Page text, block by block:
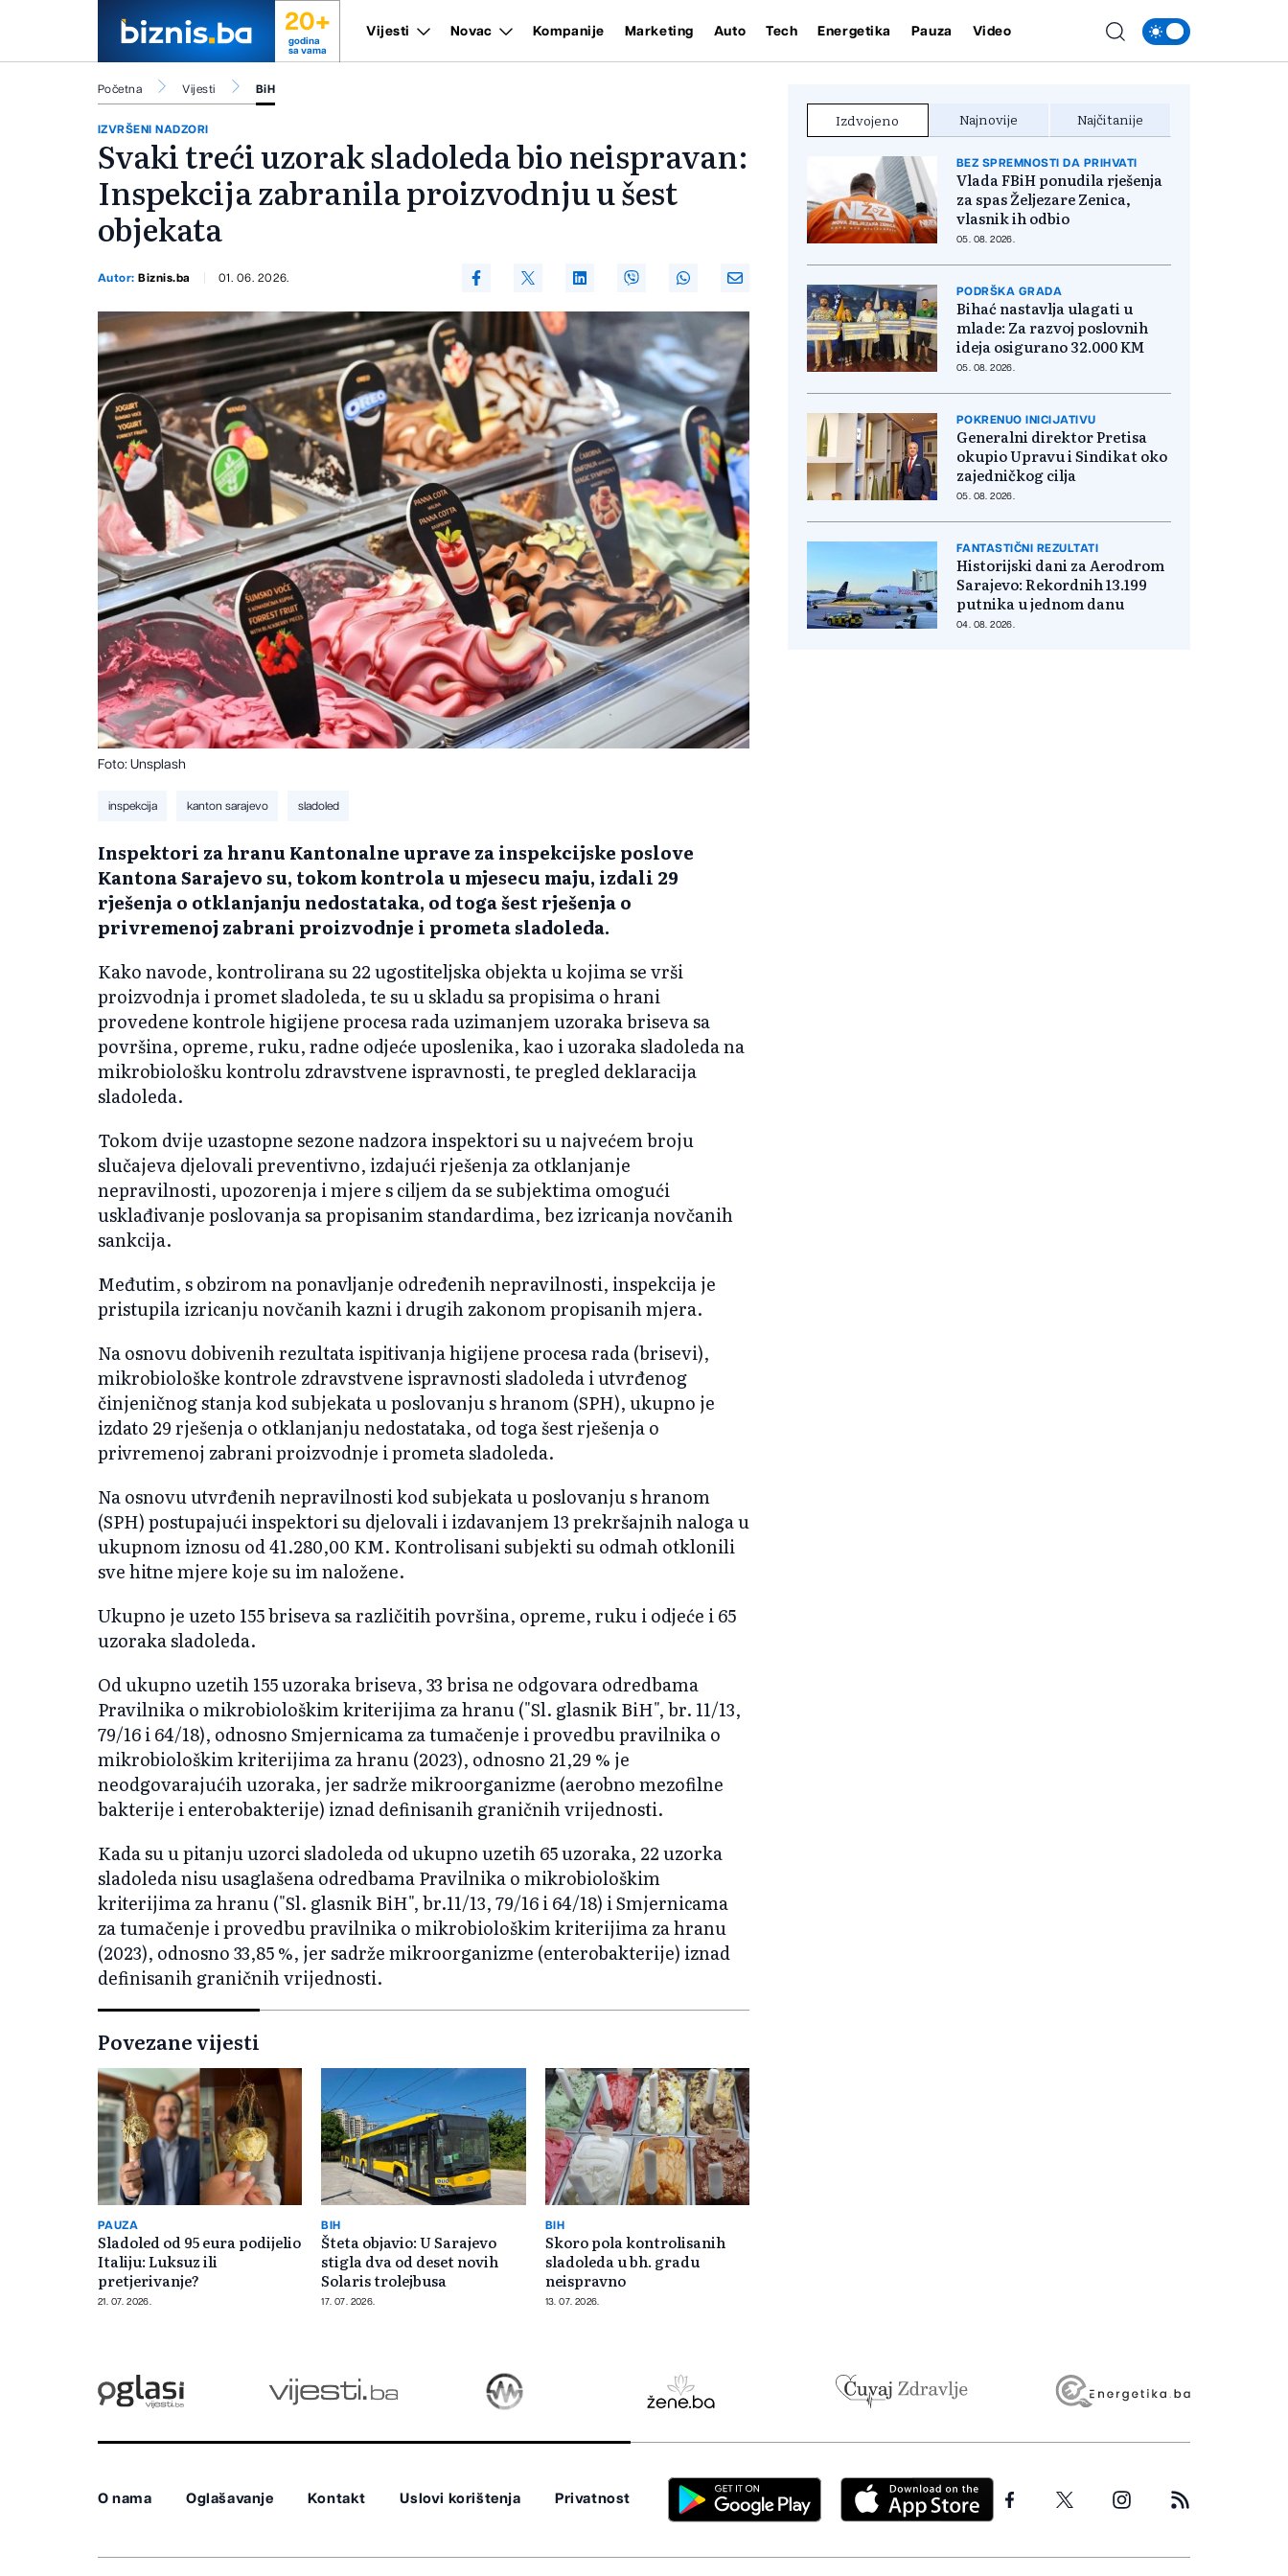
20+
godina
sa vama
Vijesti Novac Kompanije Marketing Auto Tech Energetika Pauza Video
Početna Vijesti BiH
IZVRŠENI NADZORI
Svaki treći uzorak sladoleda bio neispravan:
Inspekcija zabranila proizvodnju u šest
objekata
Autor:Biznis.ba 01. 06. 2026.
Foto: Unsplash
inspekcija kanton sarajevo sladoled
Inspektori za hranu Kantonalne uprave za inspekcijske poslove
Kantona Sarajevo su, tokom kontrola u mjesecu maju, izdali 29
rješenja o otklanjanju nedostataka, od toga šest rješenja o
privremenoj zabrani proizvodnje i prometa sladoleda.
Kako navode, kontrolirana su 22 ugostiteljska objekta u kojima se vrši
proizvodnja i promet sladoleda, te su u skladu sa propisima o hrani
provedene kontrole higijene procesa rada uzimanjem uzoraka briseva sa
površina, opreme, ruku, radne odjeće uposlenika, kao i uzoraka sladoleda na
mikrobiološku kontrolu zdravstvene ispravnosti, te pregled deklaracija
sladoleda.
Tokom dvije uzastopne sezone nadzora inspektori su u najvećem broju
slučajeva djelovali preventivno, izdajući rješenja za otklanjanje
nepravilnosti, upozorenja i mjere s ciljem da se subjektima omogući
usklađivanje poslovanja sa propisanim standardima, bez izricanja novčanih
sankcija.
Međutim, s obzirom na ponavljanje određenih nepravilnosti, inspekcija je
pristupila izricanju novčanih kazni i drugih zakonom propisanih mjera.
Na osnovu dobivenih rezultata ispitivanja higijene procesa rada (brisevi),
mikrobiološke kontrole zdravstvene ispravnosti sladoleda i utvrđenog
činjeničnog stanja kod subjekata u poslovanju s hranom (SPH), ukupno je
izdato 29 rješenja o otklanjanju nedostataka, od toga šest rješenja o
privremenoj zabrani proizvodnje i prometa sladoleda.
Na osnovu utvrđenih nepravilnosti kod subjekata u poslovanju s hranom
(SPH) postupajući inspektori su djelovali i izdavanjem 13 prekršajnih naloga u
ukupnom iznosu od 41.280,00 KM. Kontrolisani subjekti su odmah otklonili
sve hitne mjere koje su im naložene.
Ukupno je uzeto 155 briseva sa različitih površina, opreme, ruku i odjeće i 65
uzoraka sladoleda.
Od ukupno uzetih 155 uzoraka briseva, 33 brisa ne odgovara odredbama
Pravilnika o mikrobiološkim kriterijima za hranu ("Sl. glasnik BiH", br. 11/13,
79/16 i 64/18), odnosno Smjernicama za tumačenje i provedbu pravilnika o
mikrobiološkim kriterijima za hranu (2023), odnosno 21,29 % je
neodgovarajućih uzoraka, jer sadrže mikroorganizme (aerobno mezofilne
bakterije i enterobakterije) iznad definisanih graničnih vrijednosti.
Kada su u pitanju uzorci sladoleda od ukupno uzetih 65 uzoraka, 22 uzorka
sladoleda nisu usaglašena odredbama Pravilnika o mikrobiološkim
kriterijima za hranu ("Sl. glasnik BiH", br.11/13, 79/16 i 64/18) i Smjernicama
za tumačenje i provedbu pravilnika o mikrobiološkim kriterijima za hranu
(2023), odnosno 33,85 %, jer sadrže mikroorganizme (enterobakterije) iznad
definisanih graničnih vrijednosti.
Povezane vijesti
PAUZA
Sladoled od 95 eura podijelio
Italiju: Luksuz ili
pretjerivanje?
21. 07. 2026.
BIH
Šteta objavio: U Sarajevo
stigla dva od deset novih
Solaris trolejbusa
17. 07. 2026.
BIH
Skoro pola kontrolisanih
sladoleda u bh. gradu
neispravno
13. 07. 2026.
Izdvojeno Najnovije Najčitanije
BEZ SPREMNOSTI DA PRIHVATI
Vlada FBiH ponudila rješenja
za spas Željezare Zenica,
vlasnik ih odbio
05. 08. 2026.
PODRŠKA GRADA
Bihać nastavlja ulagati u
mlade: Za razvoj poslovnih
ideja osigurano 32.000 KM
05. 08. 2026.
POKRENUO INICIJATIVU
Generalni direktor Pretisa
okupio Upravu i Sindikat oko
zajedničkog cilja
05. 08. 2026.
FANTASTIČNI REZULTATI
Historijski dani za Aerodrom
Sarajevo: Rekordnih 13.199
putnika u jednom danu
04. 08. 2026.
O nama Oglašavanje Kontakt Uslovi korištenja Privatnost